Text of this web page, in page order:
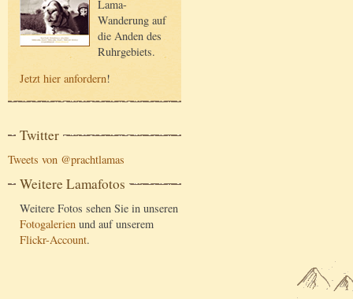
Lama-
Wanderung auf
die Anden des
Ruhrgebiets.
Jetzt hier anfordern!
Twitter
Tweets von @prachtlamas
Weitere Lamafotos
Weitere Fotos sehen Sie in unseren
Fotogalerien und auf unserem
Flickr-Account.